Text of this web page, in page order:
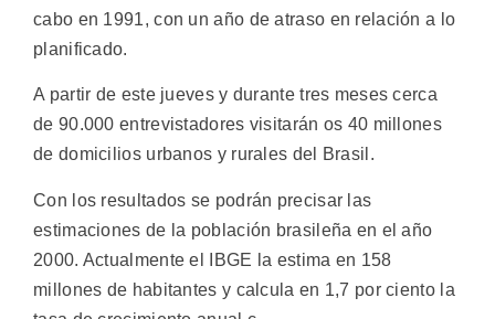
cabo en 1991, con un año de atraso en relación a lo
planificado.
A partir de este jueves y durante tres meses cerca
de 90.000 entrevistadores visitarán os 40 millones
de domicilios urbanos y rurales del Brasil.
Con los resultados se podrán precisar las
estimaciones de la población brasileña en el año
2000. Actualmente el IBGE la estima en 158
millones de habitantes y calcula en 1,7 por ciento la